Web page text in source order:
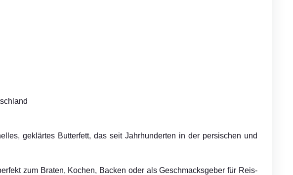
geklärtes Butterfett, das seit Jahrhunderten in der persischen und
zum Braten, Kochen, Backen oder als Geschmacksgeber für Reis-